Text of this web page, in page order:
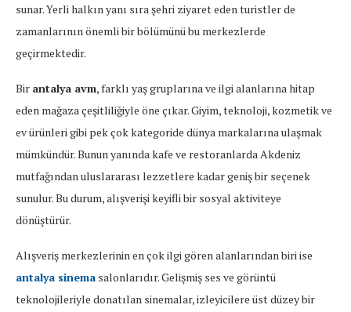
sunar. Yerli halkın yanı sıra şehri ziyaret eden turistler de
zamanlarının önemli bir bölümünü bu merkezlerde
geçirmektedir.
Bir antalya avm, farklı yaş gruplarına ve ilgi alanlarına hitap
eden mağaza çeşitliliğiyle öne çıkar. Giyim, teknoloji, kozmetik ve
ev ürünleri gibi pek çok kategoride dünya markalarına ulaşmak
mümkündür. Bunun yanında kafe ve restoranlarda Akdeniz
mutfağından uluslararası lezzetlere kadar geniş bir seçenek
sunulur. Bu durum, alışverişi keyifli bir sosyal aktiviteye
dönüştürür.
Alışveriş merkezlerinin en çok ilgi gören alanlarından biri ise
antalya sinema salonlarıdır. Gelişmiş ses ve görüntü
teknolojileriyle donatılan sinemalar, izleyicilere üst düzey bir